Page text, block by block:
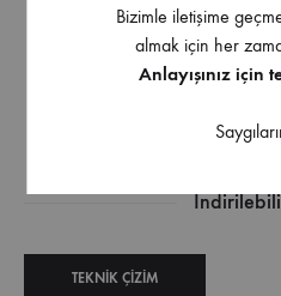
mutfakta daha fazla
yardımcı olur.
TEKNIK ÇIZIM
Bizimle iletişime
almak için her
Anlayışınız için